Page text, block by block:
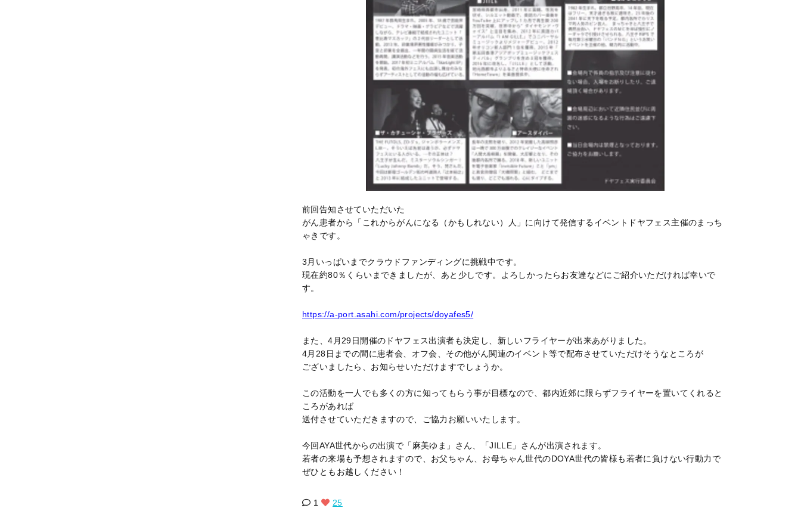
前回告知させていただいた
がん患者から「これからがんになる（かもしれない）人」に向けて発信するイベントドヤフェス主催のまっち
ゃきです。
3月いっぱいまでクラウドファンディングに挑戦中です。
現在約80％くらいまできましたが、あと少しです。よろしかったらお友達などにご紹介いただければ幸いで
す。
https://a-port.asahi.com/projects/doyafes5/
また、4月29日開催のドヤフェス出演者も決定し、新しいフライヤーが出来あがりました。
4月28日までの間に患者会、オフ会、その他がん関連のイベント等で配布させていただけそうなところが
ございましたら、お知らせいただけますでしょうか。
この活動を一人でも多くの方に知ってもらう事が目標なので、都内近郊に限らずフライヤーを置いてくれると
ころがあれば
送付させていただきますので、ご協力お願いいたします。
今回AYA世代からの出演で「麻美ゆま」さん、「JILLE」さんが出演されます。
若者の来場も予想されますので、お父ちゃん、お母ちゃん世代のDOYA世代の皆様も若者に負けない行動力で
ぜひともお越しください！
1 25